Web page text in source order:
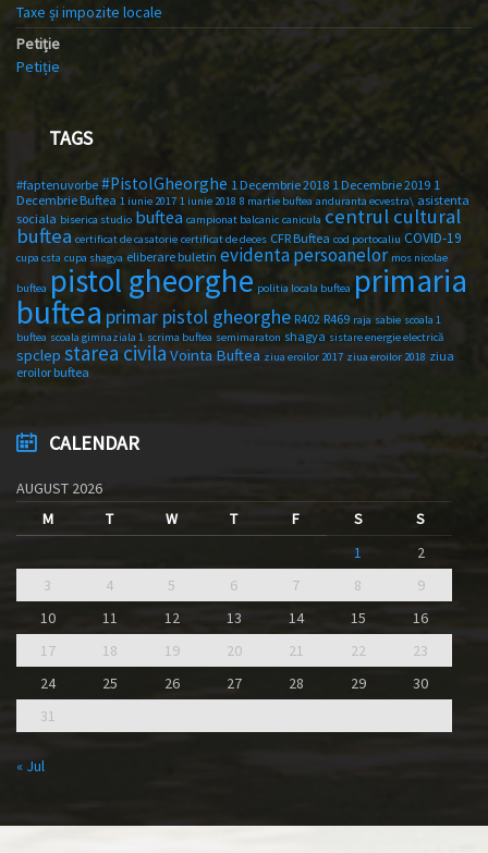
Taxe și impozite locale
Petiție
Petiție
TAGS
#faptenuvorbe #PistolGheorghe 1 Decembrie 2018 1 Decembrie 2019 1
Decembrie Buftea 1 iunie 2017 1 iunie 2018 8 martie buftea anduranta ecvestra\ asistenta
sociala biserica studio buftea campionat balcanic canicula centrul cultural
buftea certificat de casatorie certificat de deces CFR Buftea cod portocaliu COVID-19
cupa csta cupa shagya eliberare buletin evidenta persoanelor mos nicolae
buftea pistol gheorghe politia locala buftea primaria
buftea primar pistol gheorghe R402 R469 raja sabie scoala 1
buftea scoala gimnaziala 1 scrima buftea semimaraton shagya sistare energie electrică
spclep starea civila Vointa Buftea ziua eroilor 2017 ziua eroilor 2018 ziua
eroilor buftea
CALENDAR
AUGUST 2026
M
T W T F S
S
1
2
3
4 5 6 7 8
9
10
11 12 13 14 15
16
17
18 19 20 21 22
23
24
25 26 27 28 29
30
31
« Jul